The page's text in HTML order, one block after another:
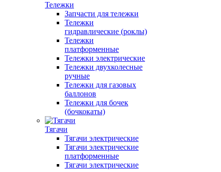
Тележки
Запчасти для тележки
Тележки
гидравлические (роклы)
Тележки
платформенные
Тележки электрические
Тележки двухколесные
ручные
Тележки для газовых
баллонов
Тележки для бочек
(бочкокаты)
Тягачи
Тягачи электрические
Тягачи электрические
платформенные
Тягачи электрические